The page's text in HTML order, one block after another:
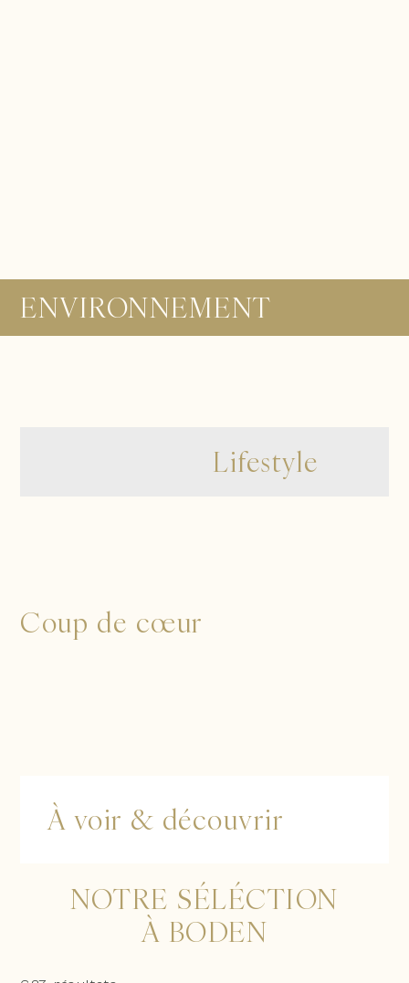
ENVIRONNEMENT
Lifestyle
Coup de cœur
À voir & découvrir
NOTRE SÉLÉCTION
À BODEN